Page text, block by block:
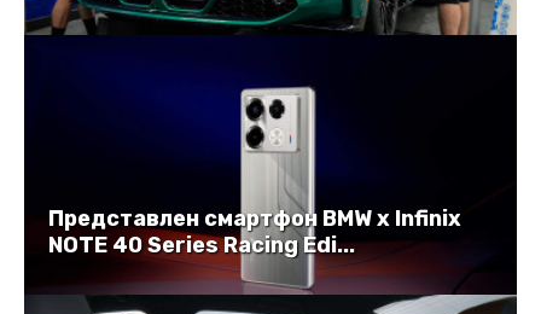
Представлен смартфон BMW x Infinix
NOTE 40 Series Racing Edi...